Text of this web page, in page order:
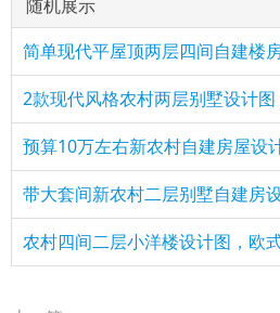
随机展示
2款现代风格农村两层别墅设计
预算10万左右新农村自建房屋设
带大套间新农村二层别墅自建房
农村四间二层小洋楼设计图，欧